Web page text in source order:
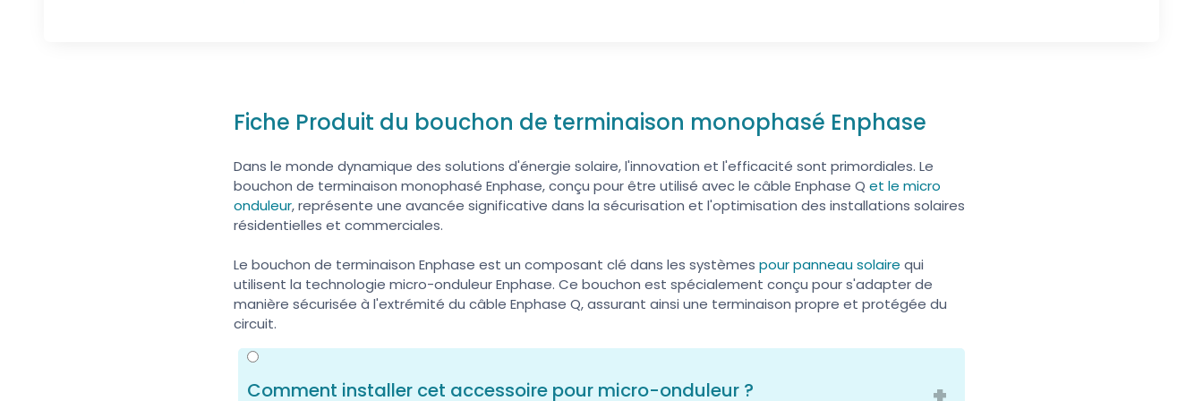
Fiche Produit du bouchon de terminaison monophasé Enphase
Dans le monde dynamique des solutions d'énergie solaire, l'innovation et l'efficacité sont primordiales. Le
bouchon de terminaison monophasé Enphase, conçu pour être utilisé avec le câble Enphase Qet le micro
onduleur, représente une avancée significative dans la sécurisation et l'optimisation des installations solaires
résidentielles et commerciales.
Le bouchon de terminaison Enphase est un composant clé dans les systèmespour panneau solaire qui
utilisent la technologie micro-onduleur Enphase. Ce bouchon est spécialement conçu pour s'adapter de
manière sécurisée à l'extrémité du câble Enphase Q, assurant ainsi une terminaison propre et protégée du
circuit.
Comment installer cet accessoire pour micro-onduleur ?